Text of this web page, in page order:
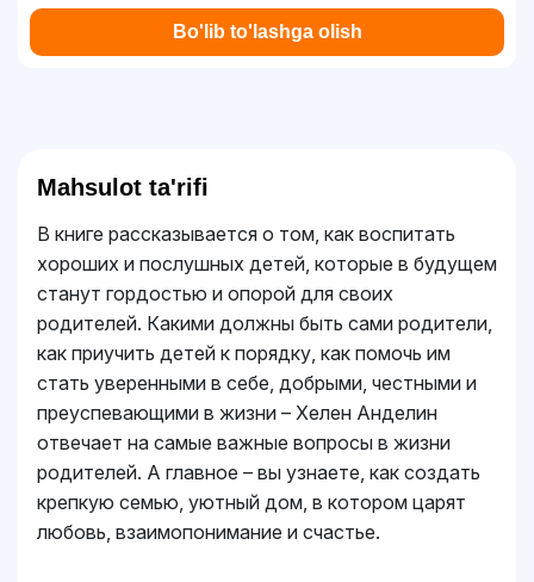
Bo'lib to'lashga olish
Mahsulot ta'rifi
В книге рассказывается о том, как воспитать
хороших и послушных детей, которые в будущем
станут гордостью и опорой для своих
родителей. Какими должны быть сами родители,
как приучить детей к порядку, как помочь им
стать уверенными в себе, добрыми, честными и
преуспевающими в жизни – Хелен Анделин
отвечает на самые важные вопросы в жизни
родителей. А главное – вы узнаете, как создать
крепкую семью, уютный дом, в котором царят
любовь, взаимопонимание и счастье.